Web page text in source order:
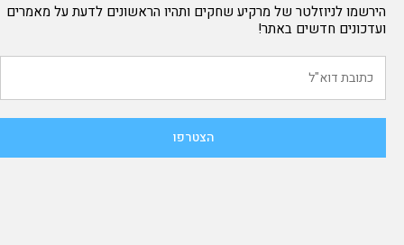
הירשמו לניוזלטר של מרקיע שחקים ותהיו הראשונים לדעת על מאמרים
ועדכונים חדשים באתר!